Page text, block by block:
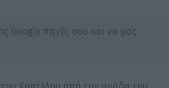
Google πηγές σου και να μας